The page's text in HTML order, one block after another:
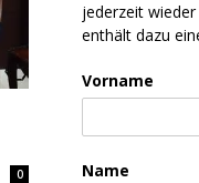
0
jederzeit
enthält dazu
Vorname
Name